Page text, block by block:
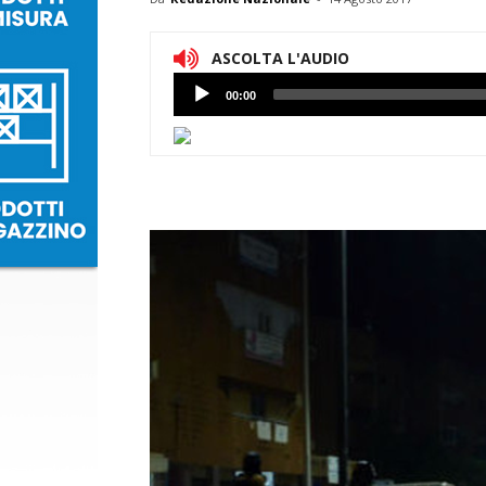
ASCOLTA L'AUDIO
Lettore
Audio
00:00